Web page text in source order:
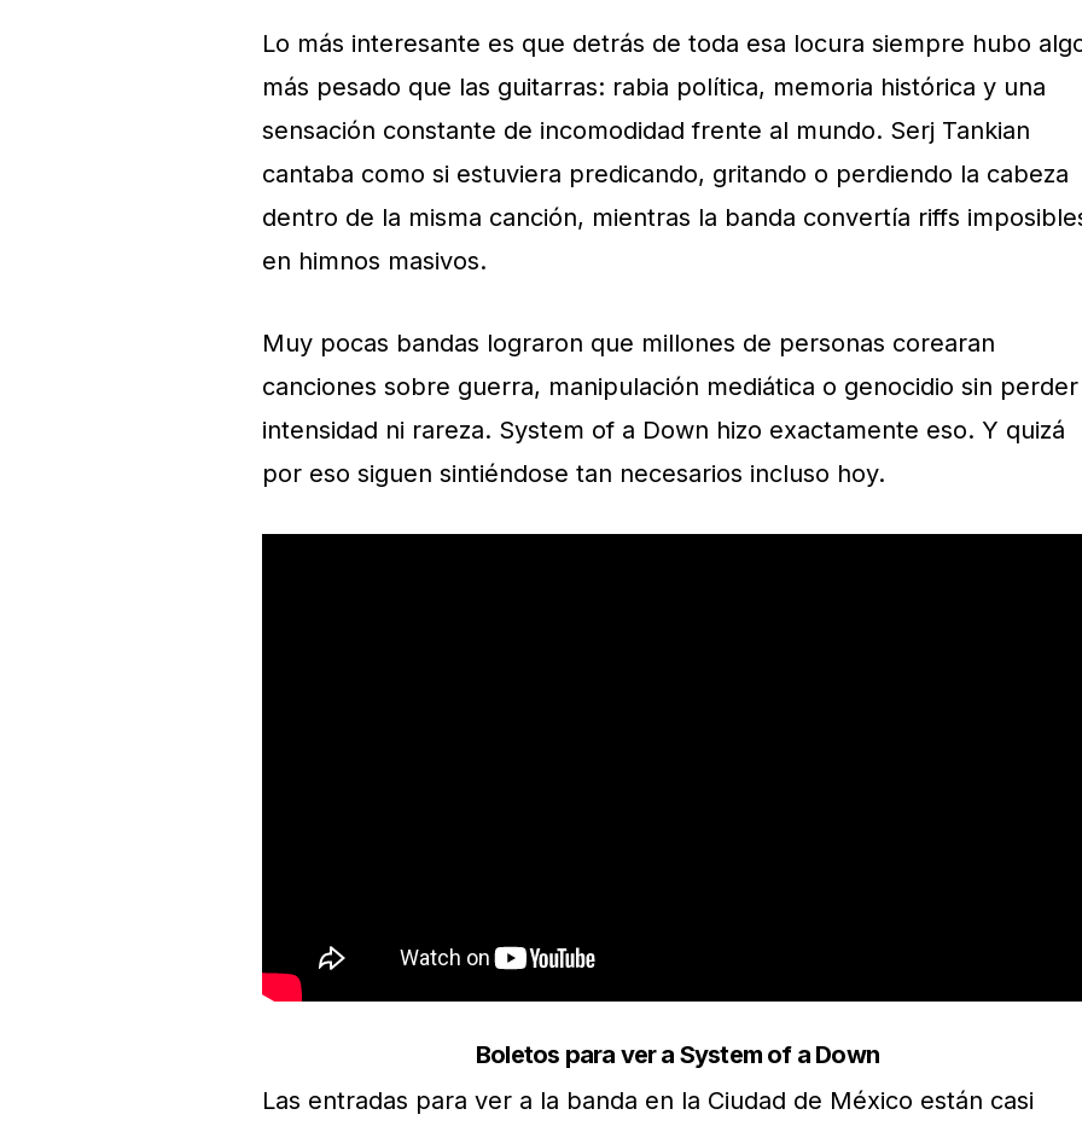
Lo más interesante es que detrás de toda esa locura siempre hubo
más pesado que las guitarras: rabia política, memoria histórica y una
sensación constante de incomodidad frente al mundo. Serj Tankian
cantaba como si estuviera predicando, gritando o perdiendo la cabeza
dentro de la misma canción, mientras la banda convertía riffs
en himnos masivos.
Muy pocas bandas lograron que millones de personas corearan
canciones sobre guerra, manipulación mediática o genocidio sin perder
intensidad ni rareza. System of a Down hizo exactamente eso. Y quizá
por eso siguen sintiéndose tan necesarios incluso hoy.
Boletos para ver a System of a Down
Las entradas para ver a la banda en la Ciudad de México están casi